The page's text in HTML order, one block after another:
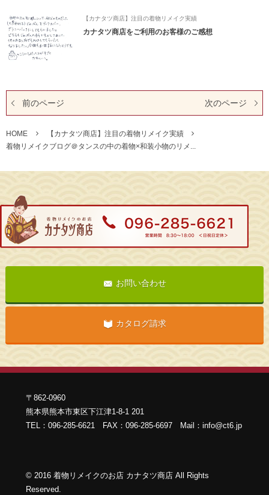
【カナタツ商店】注目の着物リメイク実績
カナタツ商店をご利用のお客様のご感想
前のページ 次のページ
HOME
【カナタツ商店】注目の着物リメイク実績
着物リメイクブログ＠タンスの中の着物×和装小物のリメ...
お問い合わせ
カタログ請求
〒862-0960
熊本県熊本市東区下江津1-8-1 201
TEL：096-285-6621 FAX：096-285-6697 Mail：info@ct6.jp
© 2016 着物リメイクのお店 カナタツ商店 All Rights
Reserved.